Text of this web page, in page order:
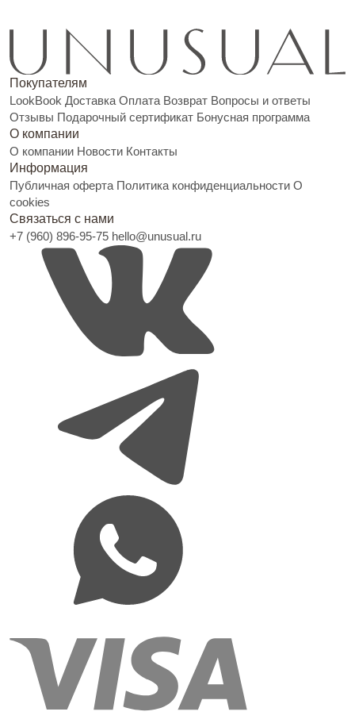
Покупателям
LookBook Доставка Оплата Возврат Вопросы и ответы
Отзывы Подарочный сертификат Бонусная программа
О компании
О компании Новости Контакты
Информация
Публичная оферта Политика конфиденциальности О
cookies
Связаться с нами
+7 (960) 896-95-75 hello@unusual.ru